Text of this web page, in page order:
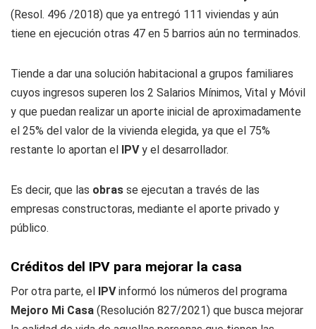
(Resol. 496 /2018) que ya entregó 111 viviendas y aún
tiene en ejecución otras 47 en 5 barrios aún no terminados.
Tiende a dar una solución habitacional a grupos familiares
cuyos ingresos superen los 2 Salarios Mínimos, Vital y Móvil
y que puedan realizar un aporte inicial de aproximadamente
el 25% del valor de la vivienda elegida, ya que el 75%
restante lo aportan el IPVy el desarrollador.
Es decir, que las obras se ejecutan a través de las
empresas constructoras, mediante el aporte privado y
público.
Créditos del IPV para mejorar la casa
Por otra parte, el IPVinformó los números del programa
Mejoro Mi Casa (Resolución 827/2021) que busca mejorar